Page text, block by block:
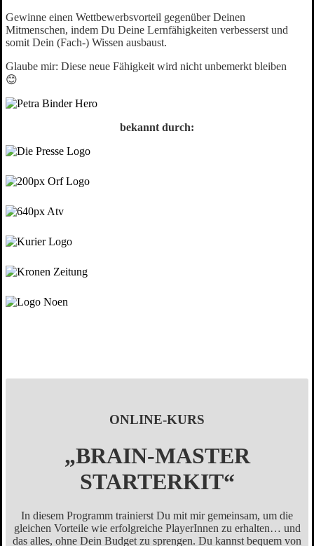
Gewinne einen Wettbewerbsvorteil gegenüber Deinen
Mitmenschen, indem Du Deine Lernfähigkeiten verbesserst und
somit Dein (Fach-) Wissen ausbaust.
Glaube mir: Diese neue Fähigkeit wird nicht unbemerkt bleiben
😊
bekannt durch:
ONLINE-KURS
„BRAIN-MASTER
STARTERKIT“
In diesem Programm trainierst Du mit mir gemeinsam, um die
gleichen Vorteile wie erfolgreiche PlayerInnen zu erhalten… und
das alles, ohne Dein Budget zu sprengen. Du kannst bequem von